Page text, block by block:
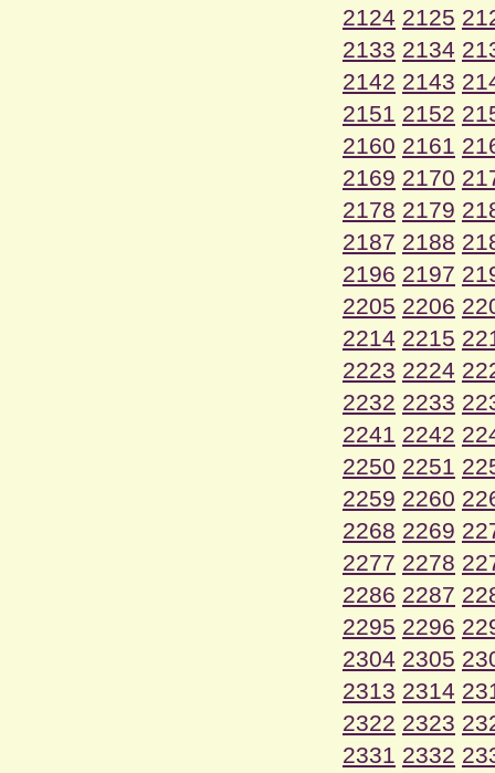
2124 2125
2133 2134
2142 2143
2151 2152
2160 2161
2169 2170
2178 2179
2187 2188
2196 2197
2205 2206
2214 2215
2223 2224
2232 2233
2241 2242
2250 2251
2259 2260
2268 2269
2277 2278
2286 2287
2295 2296
2304 2305
2313 2314
2322 2323
2331 2332